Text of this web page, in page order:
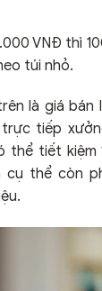
VNĐ thì
túi nhỏ.
là giá bán
tiếp
thể tiết kiệm
cụ thể còn